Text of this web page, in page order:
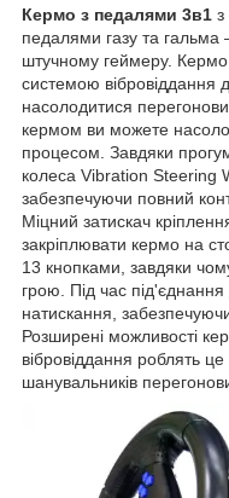
Кермо з педалями 3в1 з
педалями газу та
штучному геймеру.
системою вібровіддання
насолодитися
кермом ви можете
процесом. Завдяки
колеса Vibration Steering
забезпечуючи повний
Міцний затискач
закріплювати кермо на
13 кнопками, завдяки
грою. Під час
натискання,
Розширені можливості
вібровіддання роблять
шанувальників